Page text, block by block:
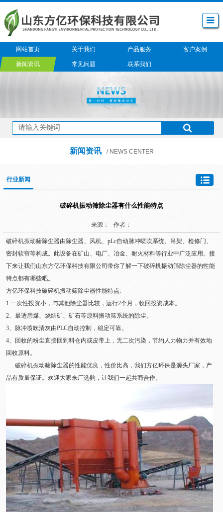
网站首页 关于我们 产品服务 客户案例
新闻资讯 常见问题 联系我们
新闻资讯 / NEWS CENTER
行业新闻
破碎机振动筛除尘器有什么性能特点
来源： 作者：
破碎机振动筛除尘器由除尘器、风机、pLc自动脉冲喷吹系统、吊架、检修门、
密封软帘等构成。此设备在矿山、电厂、冶金、耐火材料等行业中广泛应用。接
下来让我们山东方亿环保科技有限公司带你了解一下破碎机振动筛除尘器的性能
特点都有哪些吧。
方亿环保科技破碎机振动筛除尘器性能特点:
1 一次性投资小，与其他除尘器比较，运行2个月，收回投资成本。
2、最适用煤、烧结矿、矿石等原料振动筛系统的除尘。
3、脉冲喷吹清灰由PLC自动控制，稳定可靠。
4、回收的粉尘直接回到料仓内或皮带上，无二次污染，节约人力物力并有效地
回收原料。
破碎机振动筛除尘器的性能优良，性价比高，我们方亿环保是源头厂家，产
品有质量保证。欢迎大家来厂选购，让我们一起共商合作。